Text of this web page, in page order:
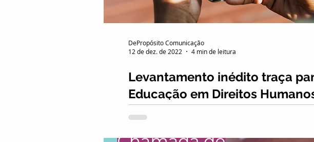
Levantamento inédito traça
Educação em Direitos
Panorama da Educação em Direitos Humanos
DePropósito Comunicação
12 de dez. de 2022
4 min de leitura